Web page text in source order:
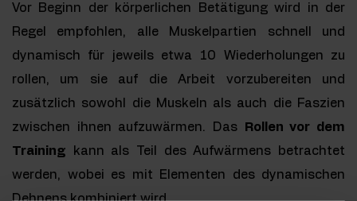
Vor Beginn der körperlichen Betätigung wird in der
Regel empfohlen, alle Muskelpartien schnell und
dynamisch für jeweils etwa 10 Wiederholungen zu
rollen, um sie auf die Arbeit vorzubereiten und
zusätzlich sowohl die Muskeln als auch die Faszien
zwischen ihnen aufzuwärmen. Das
Rollen vor dem
Training kann als Teil des Aufwärmens betrachtet
werden, wobei es mit Elementen des dynamischen